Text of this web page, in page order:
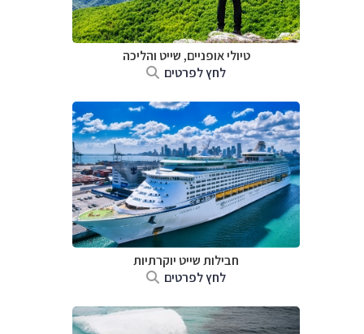
טיולי אופניים, שייט והליכה
לחץ לפרטים
חבילות שייט יוקרתיות
לחץ לפרטים